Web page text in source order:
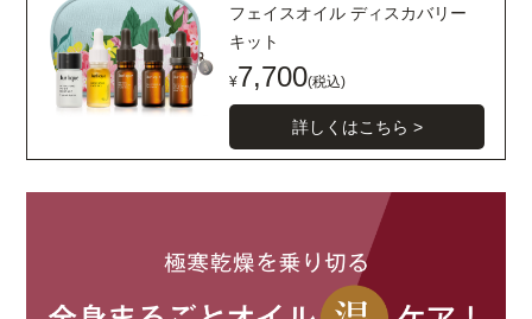
フェイスオイル ディスカバリー
キット
¥7,700(税込)
詳しくはこちら >